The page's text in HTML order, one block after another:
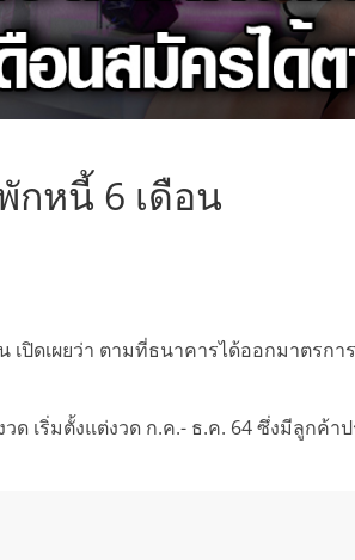
กหนี้ 6 เดือน
เปิดเผยว่า ตามที่ธนาคารได้ออกมาตรก
ด เริ่มตั้งแต่งวด ก.ค.- ธ.ค. 64 ซึ่งมีลูกค้า